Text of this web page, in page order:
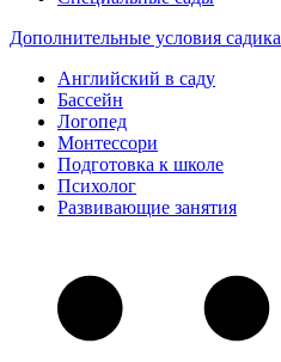
Дополнительные условия садика
Английский в саду
Бассейн
Логопед
Монтессори
Подготовка к школе
Психолог
Развивающие занятия